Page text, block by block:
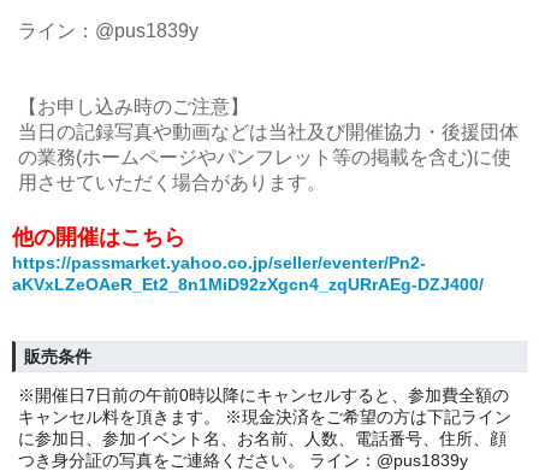
ライン：@pus1839y
【お申し込み時のご注意】
当日の記録写真や動画などは当社及び開催協力・後援団体
の業務(ホームページやパンフレット等の掲載を含む)に使
用させていただく場合があります。
他の開催はこちら
https://passmarket.yahoo.co.jp/seller/eventer/Pn2-
aKVxLZeOAeR_Et2_8n1MiD92zXgcn4_zqURrAEg-DZJ400/
販売条件
※開催日7日前の午前0時以降にキャンセルすると、参加費全額の
キャンセル料を頂きます。 ※現金決済をご希望の方は下記ライン
に参加日、参加イベント名、お名前、人数、電話番号、住所、顔
つき身分証の写真をご連絡ください。 ライン：@pus1839y